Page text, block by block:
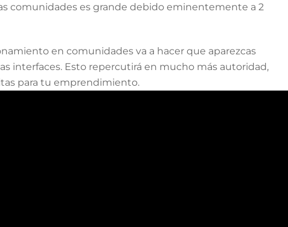
comunidades es grande debido eminentemente a 2
en comunidades va a hacer que aparezcas
interfaces. Esto repercutirá en mucho más autoridad,
para tu emprendimiento.